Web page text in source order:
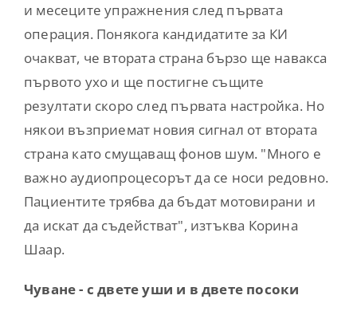
и месеците упражнения след първата
операция. Понякога кандидатите за КИ
очакват, че втората страна бързо ще навакса
първото ухо и ще постигне същите
резултати скоро след първата настройка. Но
някои възприемат новия сигнал от втората
страна като смущаващ фонов шум. "Много е
важно аудиопроцесорът да се носи редовно.
Пациентите трябва да бъдат мотовирани и
да искат да съдействат", изтъква Корина
Шаар.
Чуване - с двете уши и в двете посоки